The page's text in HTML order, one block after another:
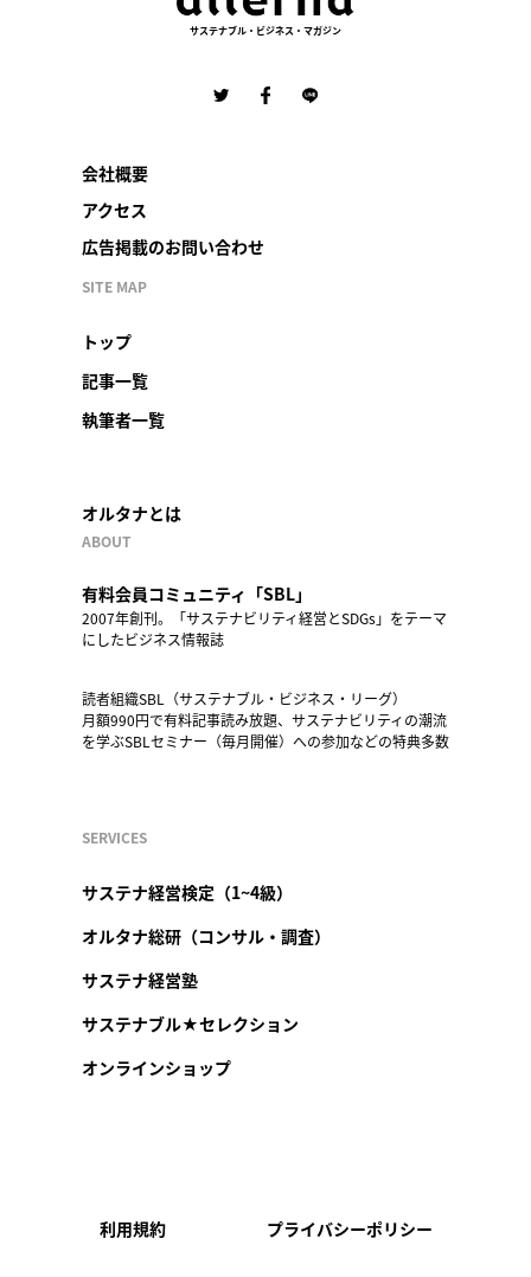
サステナブル・ビジネス・マガジン
会社概要
アクセス
広告掲載のお問い合わせ
SITE MAP
トップ
記事一覧
執筆者一覧
オルタナとは
ABOUT
有料会員コミュニティ「SBL」
2007年創刊。「サステナビリティ経営とSDGs」をテーマ
にしたビジネス情報誌
読者組織SBL（サステナブル・ビジネス・リーグ）
月額990円で有料記事読み放題、サステナビリティの潮流
を学ぶSBLセミナー（毎月開催）への参加などの特典多数
SERVICES
サステナ経営検定（1~4級）
オルタナ総研（コンサル・調査）
サステナ経営塾
サステナブル★セレクション
オンラインショップ
利用規約 プライバシーポリシー